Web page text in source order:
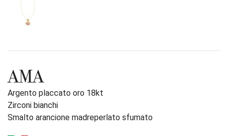
AMA
Argento placcato oro 18kt
Zirconi bianchi
Smalto arancione madreperlato sfumato